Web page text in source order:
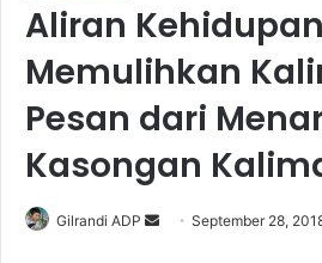
Aliran
Memulihkan
Pesan dari
Kasongan
Gilrandi ADP September 28,